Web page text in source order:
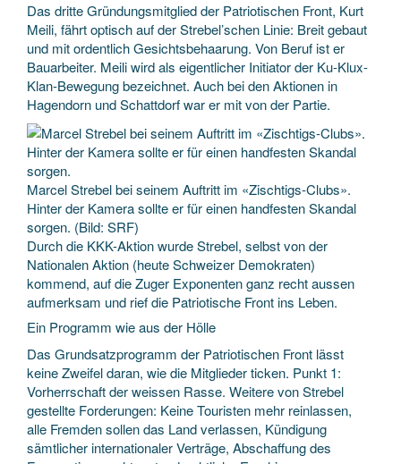
Das dritte Gründungsmitglied der Patriotischen Front, Kurt
Meili, fährt optisch auf der Strebel’schen Linie: Breit gebaut
und mit ordentlich Gesichtsbehaarung. Von Beruf ist er
Bauarbeiter. Meili wird als eigentlicher Initiator der Ku-Klux-
Klan-Bewegung bezeichnet. Auch bei den Aktionen in
Hagendorn und Schattdorf war er mit von der Partie.
Marcel Strebel bei seinem Auftritt im «Zischtigs-Clubs».
Hinter der Kamera sollte er für einen handfesten Skandal
sorgen. (Bild: SRF)
Durch die KKK-Aktion wurde Strebel, selbst von der
Nationalen Aktion (heute Schweizer Demokraten)
kommend, auf die Zuger Exponenten ganz recht aussen
aufmerksam und rief die Patriotische Front ins Leben.
Ein Programm wie aus der Hölle
Das Grundsatzprogramm der Patriotischen Front lässt
keine Zweifel daran, wie die Mitglieder ticken. Punkt 1:
Vorherrschaft der weissen Rasse. Weitere von Strebel
gestellte Forderungen: Keine Touristen mehr reinlassen,
alle Fremden sollen das Land verlassen, Kündigung
sämtlicher internationaler Verträge, Abschaffung des